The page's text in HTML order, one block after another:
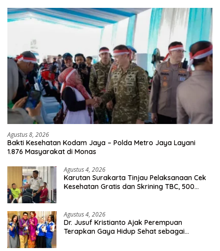
Agustus 8, 2026
Bakti Kesehatan Kodam Jaya – Polda Metro Jaya Layani
1.876 Masyarakat di Monas
Agustus 4, 2026
Karutan Surakarta Tinjau Pelaksanaan Cek
Kesehatan Gratis dan Skrining TBC, 500
Agustus 4, 2026
Dr. Jusuf Kristianto Ajak Perempuan
Terapkan Gaya Hidup Sehat sebagai